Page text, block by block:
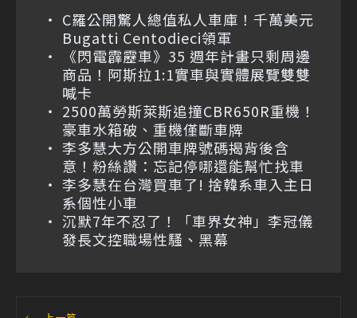
C羅公開驚人總值私人車庫！千萬美元
Bugatti Centodieci領軍
《閃電霹靂車》35 週年計畫只剩周邊
商品！阿斯拉1:1實車與實體展覽雙雙
喊卡
2500萬勞斯萊斯追撞CBR650R重機！
豪車水箱破、重機僅斷車牌
李多慧大方公開車牌號碼揭背後含
意！粉絲讚：忘記停哪還能幫忙找車
李多慧在台灣買車了! 捨韓系車入主日
系個性小車
沉默7年不忍了！「車界女神」李冠儀
發長文控職場性騷、黑幕